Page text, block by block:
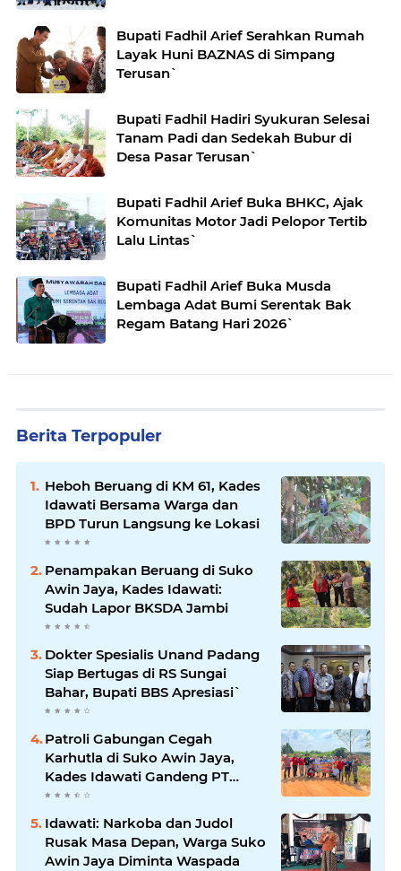
Bupati Fadhil Arief Serahkan Rumah
Layak Huni BAZNAS di Simpang
Terusan`
Bupati Fadhil Hadiri Syukuran Selesai
Tanam Padi dan Sedekah Bubur di
Desa Pasar Terusan`
Bupati Fadhil Arief Buka BHKC, Ajak
Komunitas Motor Jadi Pelopor Tertib
Lalu Lintas`
Bupati Fadhil Arief Buka Musda
Lembaga Adat Bumi Serentak Bak
Regam Batang Hari 2026`
Berita Terpopuler
Heboh Beruang di KM 61, Kades
Idawati Bersama Warga dan
BPD Turun Langsung ke Lokasi
Penampakan Beruang di Suko
Awin Jaya, Kades Idawati:
Sudah Lapor BKSDA Jambi
Dokter Spesialis Unand Padang
Siap Bertugas di RS Sungai
Bahar, Bupati BBS Apresiasi`
Patroli Gabungan Cegah
Karhutla di Suko Awin Jaya,
Kades Idawati Gandeng PT
BBB-S, TNI dan BPD
Idawati: Narkoba dan Judol
Rusak Masa Depan, Warga Suko
Awin Jaya Diminta Waspada